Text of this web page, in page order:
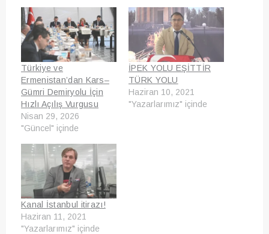
Türkiye ve
Ermenistan’dan Kars–
Gümri Demiryolu İçin
Hızlı Açılış Vurgusu
Nisan 29, 2026
"Güncel" içinde
İPEK YOLU EŞİTTİR
TÜRK YOLU
Haziran 10, 2021
"Yazarlarımız" içinde
Kanal İstanbul itirazı!
Haziran 11, 2021
"Yazarlarımız" içinde